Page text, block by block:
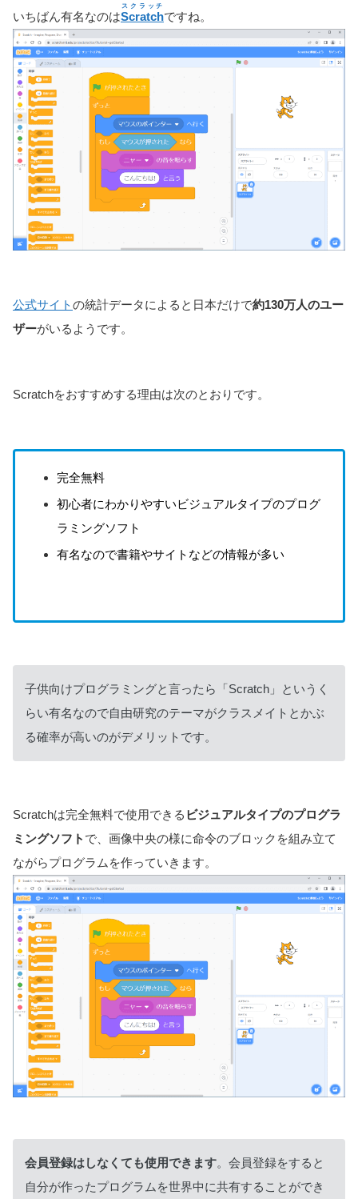
いちばん有名なのはScratch
スクラッチ
ですね。
公式サイトの統計データによると日本だけで約130万人のユー
ザーがいるようです。
Scratchをおすすめする理由は次のとおりです。
完全無料
初心者にわかりやすいビジュアルタイプのプログ
ラミングソフト
有名なので書籍やサイトなどの情報が多い
子供向けプログラミングと言ったら「Scratch」というく
らい有名なので自由研究のテーマがクラスメイトとかぶ
る確率が高いのがデメリットです。
Scratchは完全無料で使用できる ビジュアルタイプのプログラ
ミングソフト で、画像中央の様に命令のブロックを組み立て
ながらプログラムを作っていきます。
会員登録はしなくても使用できます。会員登録をすると
自分が作ったプログラムを世界中に共有することができ